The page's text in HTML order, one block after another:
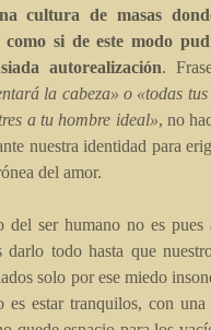
cultura de masas
si de este modo
autorealización.
la cabeza» o «todas
a tu hombre ideal», no
nuestra identidad para
del amor.
del ser humano no es pues
darlo todo hasta que
solo por ese miedo
es estar tranquilos, con una